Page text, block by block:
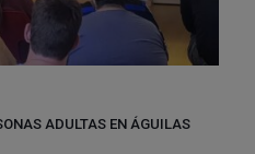
ADULTAS EN ÁGUILAS